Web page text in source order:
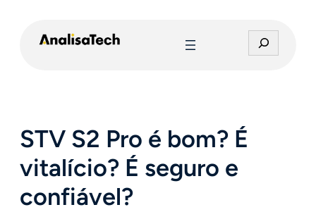
e
STV S2 Pro é bom? É
vitalício? É seguro e
confiável?